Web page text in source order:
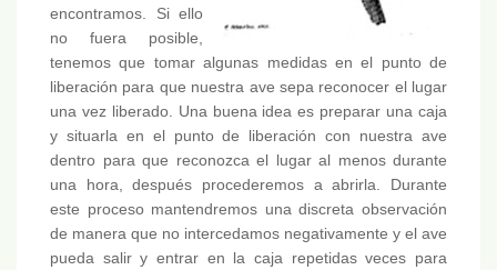
encontramos. Si ello
no fuera posible,
tenemos que tomar algunas medidas en el punto de
liberación para que nuestra ave sepa reconocer el lugar
una vez liberado. Una buena idea es preparar una caja
y situarla en el punto de liberación con nuestra ave
dentro para que reconozca el lugar al menos durante
una hora, después procederemos a abrirla. Durante
este proceso mantendremos una discreta observación
de manera que no intercedamos negativamente y el ave
pueda salir y entrar en la caja repetidas veces para